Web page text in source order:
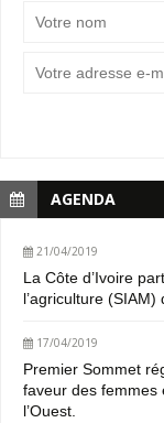
AGENDA
21/04/2019
La Côte d’Ivoire
l’agriculture
17/04/2019
Premier Sommet
faveur des femmes
l’Ouest.